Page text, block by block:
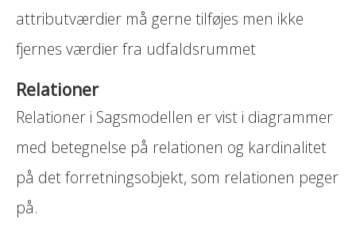
attributværdier må gerne tilføjes men ikke
fjernes værdier fra udfaldsrummet
Relationer
Relationer i Sagsmodellen er vist i diagrammer
med betegnelse på relationen og kardinalitet
på det forretningsobjekt, som relationen peger
på.